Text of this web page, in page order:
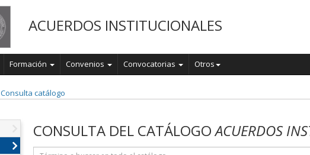
ACUERDOS INSTITUCIONALES
Formación Convenios Convocatorias Otros
Consulta catálogo
CONSULTA DEL CATÁLOGOACUERDOS